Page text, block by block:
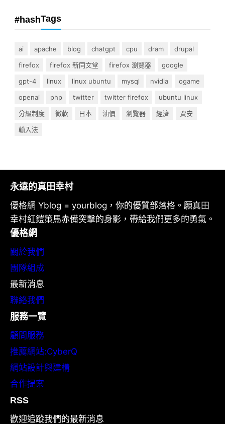
#hashTags
ai apache blog chatgpt cpu dram
drupal
firefox
firefox 新同文堂 firefox 瀏覽器
google
gpt-4
linux linux ubuntu mysql nvidia
ogame
openai
php twitter twitter firefox
ubuntu linux
分級制度
微軟 日本 油價 瀏覽器 經濟
資安
輸入法
永遠的真田幸村
優格網 Yblog = yourblog，你的優質部落格。願真田
幸村紅鎧策馬赤備突擊的身影，帶給我們更多的勇氣。
優格網
關於我們
團隊組成
最新消息
聯絡我們
服務一覽
顧問服務
推薦網站:CyberQ
網站設計與建構
合作提案
RSS
歡迎追蹤我們的最新消息